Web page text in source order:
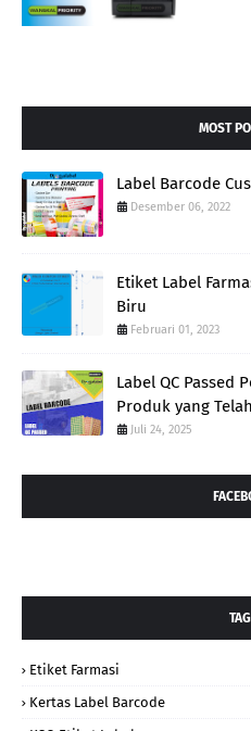
MOST
Label Barcode
Desember 06, 2022
Etiket Label
Biru
Februari 01, 2023
Label QC Passed
Produk yang
Juli 24, 2025
Etiket Farmasi
Kertas Label Barcode